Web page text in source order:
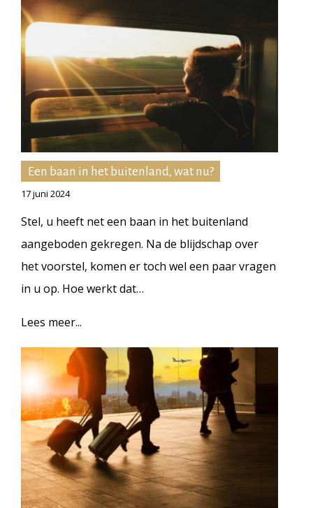
Een baan in het buitenland, wat nu?
17 juni 2024
Stel, u heeft net een baan in het buitenland
aangeboden gekregen. Na de blijdschap over
het voorstel, komen er toch wel een paar vragen
in u op. Hoe werkt dat…
Lees meer...